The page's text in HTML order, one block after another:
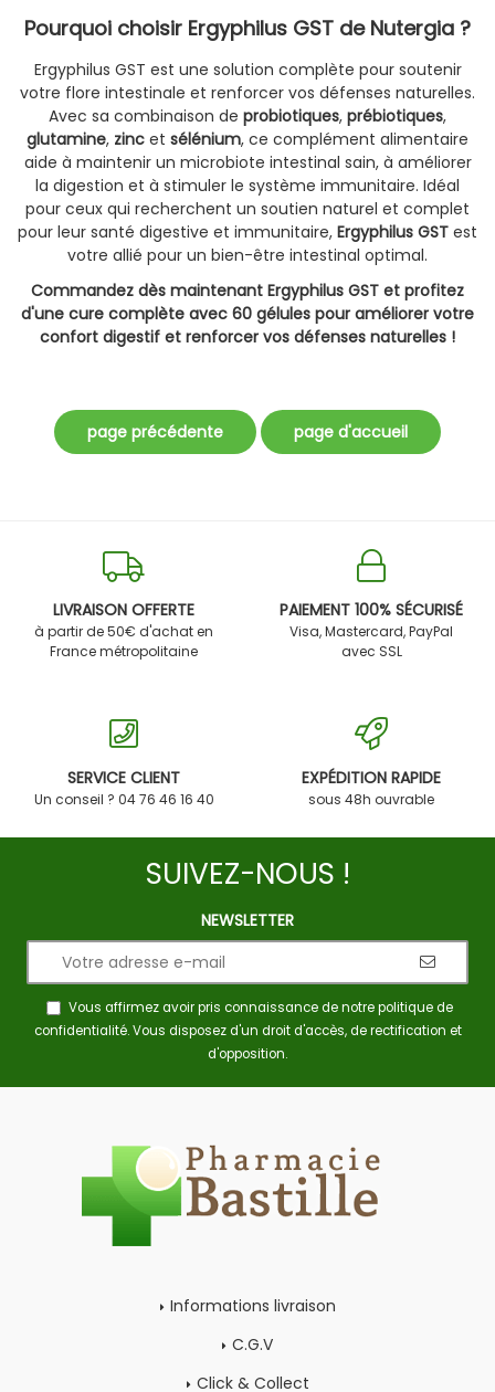
Pourquoi choisir Ergyphilus GST de Nutergia ?
Ergyphilus GST est une solution complète pour soutenir
votre flore intestinale et renforcer vos défenses naturelles.
Avec sa combinaison de probiotiques, prébiotiques,
glutamine, zinc et sélénium, ce complément alimentaire
aide à maintenir un microbiote intestinal sain, à améliorer
la digestion et à stimuler le système immunitaire. Idéal
pour ceux qui recherchent un soutien naturel et complet
pour leur santé digestive et immunitaire, Ergyphilus GST est
votre allié pour un bien-être intestinal optimal.
Commandez dès maintenant Ergyphilus GST et profitez
d'une cure complète avec 60 gélules pour améliorer votre
confort digestif et renforcer vos défenses naturelles !
LIVRAISON OFFERTE
à partir de 50€ d'achat en
France métropolitaine
PAIEMENT 100% SÉCURISÉ
Visa, Mastercard, PayPal
avec SSL
SERVICE CLIENT
Un conseil ? 04 76 46 16 40
EXPÉDITION RAPIDE
sous 48h ouvrable
SUIVEZ-NOUS !
NEWSLETTER
Vous affirmez avoir pris connaissance de notrepolitique de
confidentialité. Vous disposez d'un droit d'accès, de rectification et
d'opposition.
Informations livraison
C.G.V
Click & Collect